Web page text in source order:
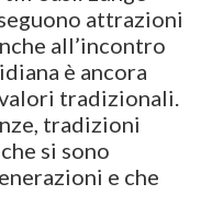
attrazioni
all’incontro
è ancora
tradizionali.
tradizioni
si sono
e che